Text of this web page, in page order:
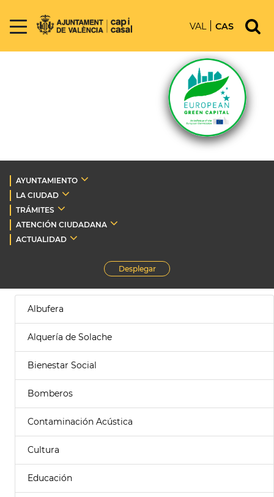
VAL CAS
AYUNTAMIENTO
LA CIUDAD
TRÁMITES
ATENCIÓN CIUDADANA
ACTUALIDAD
Desplegar
Albufera
Alquería de Solache
Bienestar Social
Bomberos
Contaminación Acústica
Cultura
Educación